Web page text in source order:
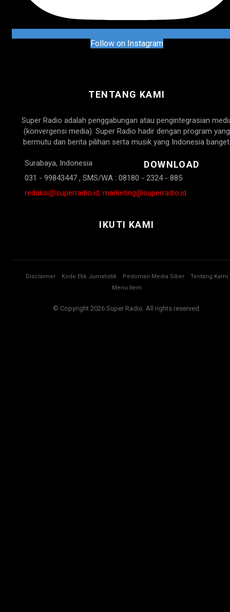
Follow on Instagram
TENTANG KAMI
Super Radio adalah penggabungan atau pengintegrasian
(konvergensi media). Super Radio hadir dengan program yang
bermutu dan berita pilihan serta musik yang Indonesia
Surabaya, Indonesia
031 - 99843447 , SMS/WA : 08180 - 2324 - 885
redaksi@superradio.id, marketing@superradio.id
DOWNLOAD
IKUTI KAMI
Disclaimer Kode Etik Jurnalistik Pedoman Media Siber
Tentang Kami
Menu Item
© Copyright 2026 Super Radio. All rights reserved.